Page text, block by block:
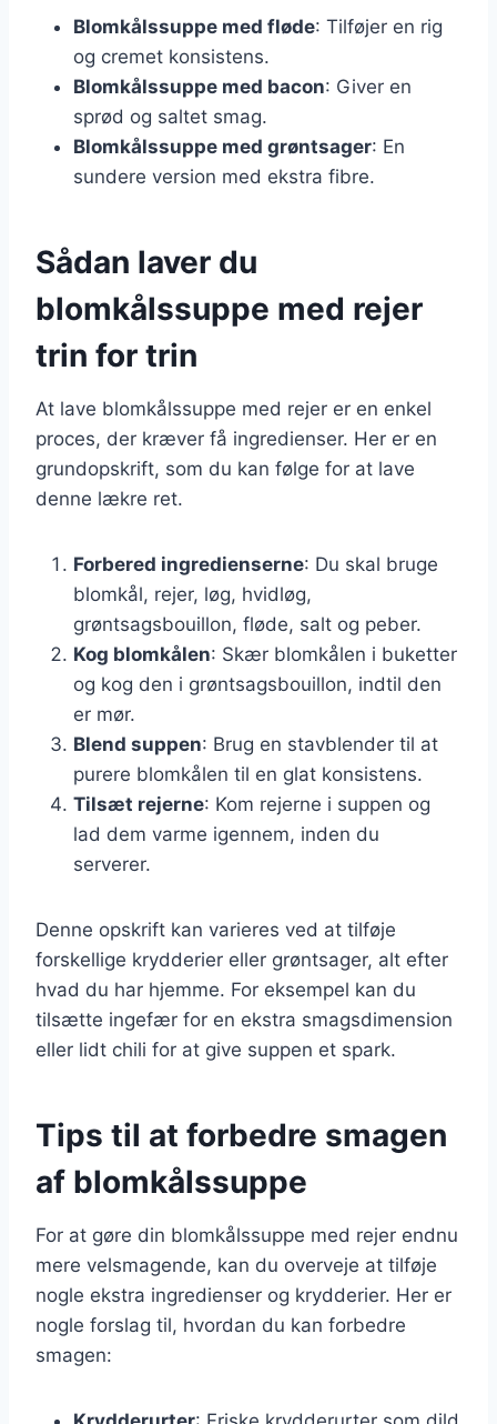
Blomkålssuppe med fløde: Tilføjer en rig
og cremet konsistens.
Blomkålssuppe med bacon: Giver en
sprød og saltet smag.
Blomkålssuppe med grøntsager: En
sundere version med ekstra fibre.
Sådan laver du
blomkålssuppe med rejer
trin for trin
At lave blomkålssuppe med rejer er en enkel
proces, der kræver få ingredienser. Her er en
grundopskrift, som du kan følge for at lave
denne lækre ret.
Forbered ingredienserne: Du skal bruge
blomkål, rejer, løg, hvidløg,
grøntsagsbouillon, fløde, salt og peber.
Kog blomkålen: Skær blomkålen i buketter
og kog den i grøntsagsbouillon, indtil den
er mør.
Blend suppen: Brug en stavblender til at
purere blomkålen til en glat konsistens.
Tilsæt rejerne: Kom rejerne i suppen og
lad dem varme igennem, inden du
serverer.
Denne opskrift kan varieres ved at tilføje
forskellige krydderier eller grøntsager, alt efter
hvad du har hjemme. For eksempel kan du
tilsætte ingefær for en ekstra smagsdimension
eller lidt chili for at give suppen et spark.
Tips til at forbedre smagen
af blomkålssuppe
For at gøre din blomkålssuppe med rejer endnu
mere velsmagende, kan du overveje at tilføje
nogle ekstra ingredienser og krydderier. Her er
nogle forslag til, hvordan du kan forbedre
smagen: